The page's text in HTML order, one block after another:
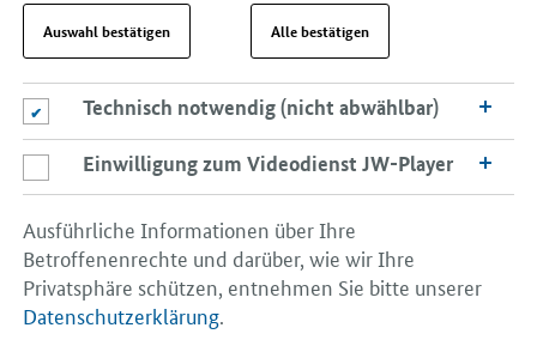
Auswahl bestätigen Alle bestätigen
Technisch notwendig (nicht abwählbar)
Technisch notwendig (nicht abwählbar)
Einwilligung zum Videodienst JW-Player
Einwilligung zum Videodienst JW-Player
Ausführliche Informationen über Ihre
Betroffenenrechte und darüber, wie wir Ihre
Privatsphäre schützen, entnehmen Sie bitte unserer
Datenschutzerklärung.